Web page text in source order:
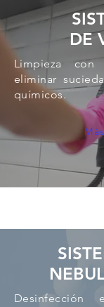
DE
Limpieza
eliminar
químicos.
Desinfección